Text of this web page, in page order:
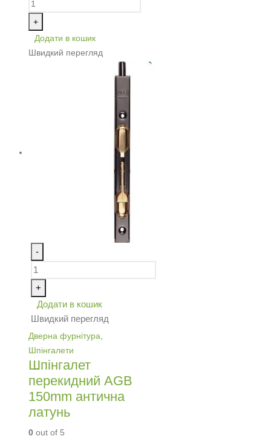
+
Додати в кошик
Швидкий перегляд
-
+
Додати в кошик
Швидкий перегляд
Дверна фурнітура
Шпінгалети
Шпінгалет
перекидний AGB
150mm антична
латунь
0 out of 5